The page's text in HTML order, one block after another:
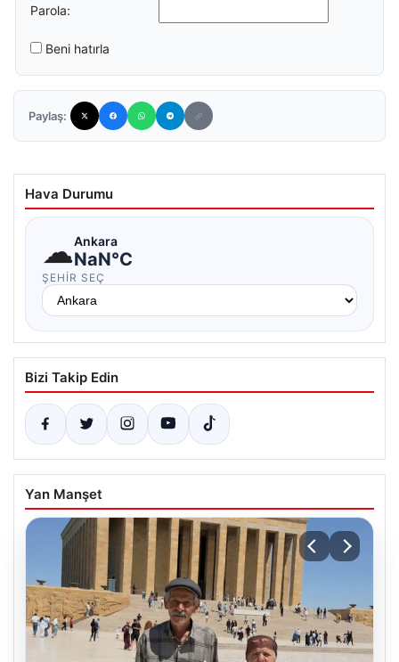
Parola:
Beni hatırla
Paylaş:
Hava Durumu
☁Ankara
NaN°C
ŞEHIR SEÇ
Bizi Takip Edin
Yan Manşet